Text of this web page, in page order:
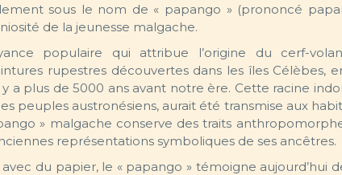
sous le nom de « papango » (prononcé
de la jeunesse malgache.
populaire qui attribue l’origine du cerf-
rupestres découvertes dans les îles Célèbes,
a plus de 5000 ans avant notre ère. Cette racine
peuples austronésiens, aurait été transmise aux
» malgache conserve des traits
représentations symboliques de ses ancêtres.
du papier, le « papango » témoigne aujourd’hui